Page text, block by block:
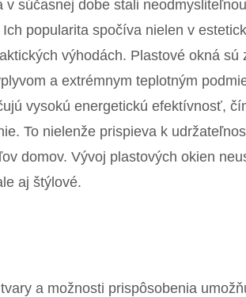
v súčasnej dobe stali
popularita spočíva nielen v
výhodách. Plastové okná
a extrémnym teplotným
vysokú energetickú efektívnosť,
To nielenže prispieva k
domov. Vývoj plastových okien
aj štýlové.
a možnosti prispôsobenia